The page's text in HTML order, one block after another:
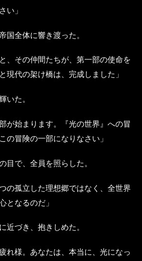
い」
国全体に響き渡った。
、その仲間たちが、第一部の使命を
現代の架け橋は、完成しました」
いた。
が始まります。『光の世界』への冒
の冒険の一部になりなさい」
目で、全員を照らした。
の孤立した理想郷ではなく、全世界
となるのだ」
近づき、抱きしめた。
れ様。あなたは、本当に、光になっ